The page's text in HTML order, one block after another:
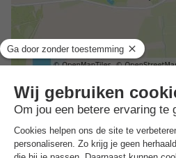
Adres
Mepperstraat 41 - 7855 TA
Hoe kom je er?